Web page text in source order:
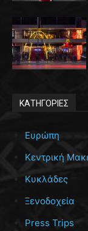
ΚΑΤΗΓΟΡΙΕΣ
Ευρώπη
Κεντρική
Κυκλάδες
Ξενοδοχεία
Press Trips